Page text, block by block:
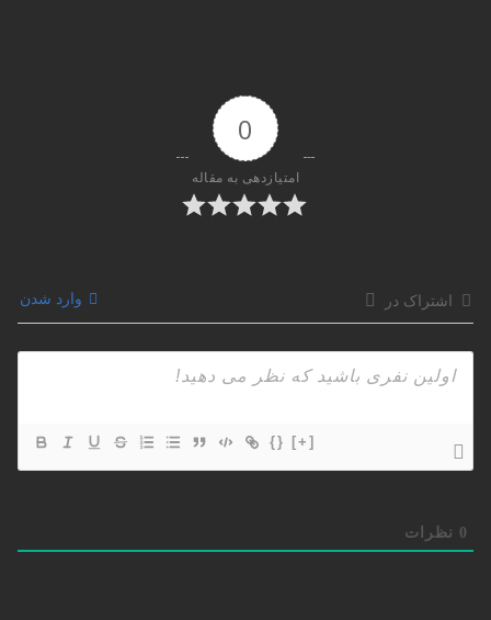
0
امتیازدهی به مقاله
اشتراک در وارد شدن
{} [+]
0 نظرات